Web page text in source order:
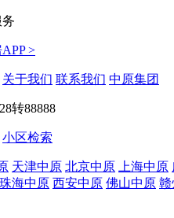
>
关于我们 联系我们 中原集团
转88888
小区检索
天津中原 北京中原 上海中原
珠海中原 西安中原 佛山中原 赣